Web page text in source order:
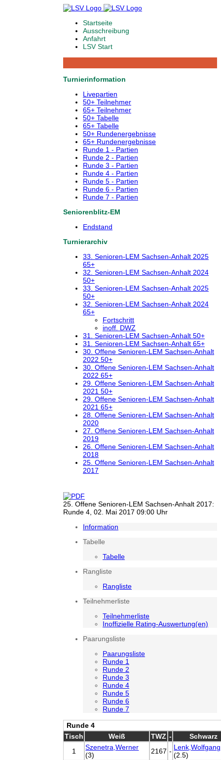
Startseite
Ausschreibung
Anfahrt
LSV Start
Turnierinformation
Livepartien
50+ Teilnehmer
65+ Teilnehmer
50+ Tabelle
65+ Tabelle
50+ Rundenergebnisse
65+ Rundenergebnisse
Runde 1 - Partien
Runde 2 - Partien
Runde 3 - Partien
Runde 4 - Partien
Runde 5 - Partien
Runde 6 - Partien
Runde 7 - Partien
Seniorenblitz-EM
Endstand
Turnierarchiv
33. Senioren-LEM Sachsen-Anhalt 2025
65+
32. Senioren-LEM Sachsen-Anhalt 2024
50+
33. Senioren-LEM Sachsen-Anhalt 2025
50+
32. Senioren-LEM Sachsen-Anhalt 2024
65+
Fortschritt
inoff. DWZ
31. Senioren-LEM Sachsen-Anhalt 50+
31. Senioren-LEM Sachsen-Anhalt 65+
30. Offene Senioren-LEM Sachsen-Anhalt
2022 50+
30. Offene Senioren-LEM Sachsen-Anhalt
2022 65+
29. Offene Senioren-LEM Sachsen-Anhalt
2021 50+
29. Offene Senioren-LEM Sachsen-Anhalt
2021 65+
28. Offene Senioren-LEM Sachsen-Anhalt
2020
27. Offene Senioren-LEM Sachsen-Anhalt
2019
26. Offene Senioren-LEM Sachsen-Anhalt
2018
25. Offene Senioren-LEM Sachsen-Anhalt
2017
25. Offene Senioren-LEM Sachsen-Anhalt 2017:
Runde 4, 02. Mai 2017 09:00 Uhr
Information
Tabelle
Tabelle
Rangliste
Rangliste
Teilnehmerliste
Teilnehmerliste
Inoffizielle Rating-Auswertung(en)
Paarungsliste
Paarungsliste
Runde 1
Runde 2
Runde 3
Runde 4
Runde 5
Runde 6
Runde 7
Runde 4
Tisch
Weiß TWZ -
Schwarz
1
Szenetra,Werner
(3)
2167 - Lenk,Wolfgang
(2.5)